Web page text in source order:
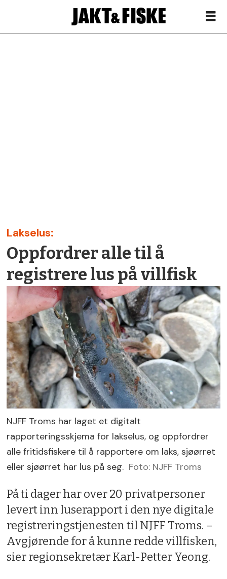
Lakselus:
Oppfordrer alle til å
registrere lus på villfisk
NJFF Troms har laget et digitalt
rapporteringsskjema for lakselus, og oppfordrer
alle fritidsfiskere til å rapportere om laks, sjøørret
eller sjøørret har lus på seg. Foto: NJFF Troms
På ti dager har over 20 privatpersoner
levert inn luserapport i den nye digitale
registreringstjenesten til NJFF Troms. –
Avgjørende for å kunne redde villfisken,
sier regionsekretær Karl-Petter Yeong.